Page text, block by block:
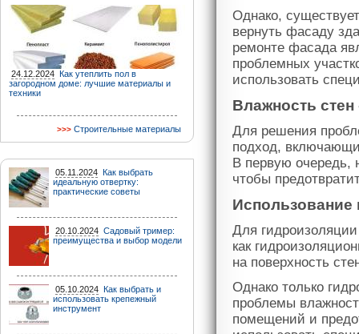
24.12.2024 Как утеплить пол в
загородном доме: лучшие материалы и
техники
Строительные материалы
05.11.2024 Как выбрать
идеальную отвертку:
практические советы
20.10.2024 Садовый тример:
преимущества и выбор модели
05.10.2024 Как выбрать и
использовать крепежный
инструмент
Однако,
вернуть фасаду
ремонте фасада
проблемных
использовать
Влажность
Для решения
подход,
В первую очередь,
чтобы
Использование
Для
как
на поверхность
Однако только
проблемы
помещений и